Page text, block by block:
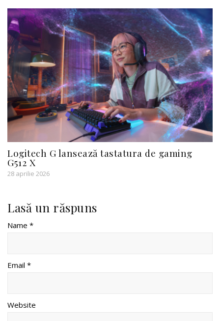
Logitech G lansează tastatura de gaming
G512 X
28 aprilie 2026
Lasă un răspuns
Name *
Email *
Website